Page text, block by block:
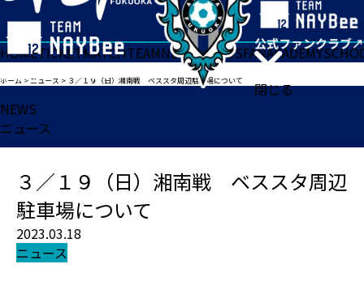
閉じる
HOMETICKETMATCHTEAMNEWSGOODSFANACADEMY
ホーム >ニュース > ３／１９（日）湘南戦 ベススタ周辺駐車場について
NEWS
ニュース
３／１９（日）湘南戦 ベススタ周辺
駐車場について
2023.03.18
ニュース